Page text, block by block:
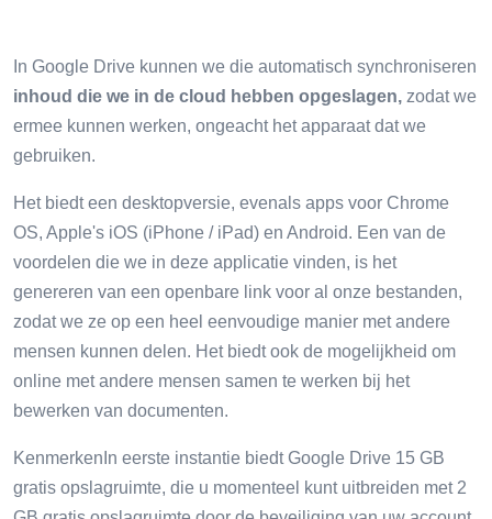
In Google Drive kunnen we die automatisch synchroniseren
inhoud die we in de cloud hebben opgeslagen, zodat we
ermee kunnen werken, ongeacht het apparaat dat we
gebruiken.
Het biedt een desktopversie, evenals apps voor Chrome
OS, Apple's iOS (iPhone / iPad) en Android. Een van de
voordelen die we in deze applicatie vinden, is het
genereren van een openbare link voor al onze bestanden,
zodat we ze op een heel eenvoudige manier met andere
mensen kunnen delen. Het biedt ook de mogelijkheid om
online met andere mensen samen te werken bij het
bewerken van documenten.
KenmerkenIn eerste instantie biedt Google Drive 15 GB
gratis opslagruimte, die u momenteel kunt uitbreiden met 2